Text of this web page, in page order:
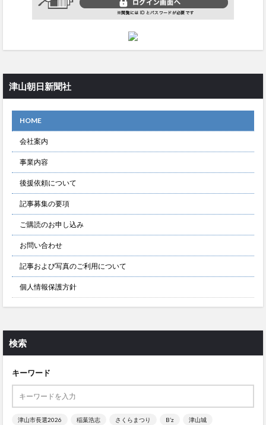
津山朝日新聞社
HOME
会社案内
事業内容
後援依頼について
記事募集の要項
ご購読のお申し込み
お問い合わせ
記事および写真のご利用について
個人情報保護方針
検索
キーワード
津山市長選2026 稲葉浩志 さくらまつり B’z 津山城